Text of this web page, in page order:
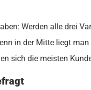
Werden alle drei
in der Mitte liegt
sich die meisten